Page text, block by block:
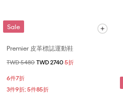
Sale
Premier 皮革標誌運動鞋
價格扣減從
TWD 5480 至
TWD 2740 5折
6件7折
3件9折; 5件85折